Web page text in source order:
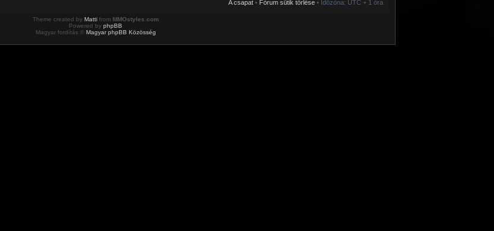
A csapat • Fórum sütik törlése • Időzóna: UTC + 1 óra
Theme created by Mattifrom MMOstyles.com
Powered by phpBB
Magyar fordítás © Magyar phpBB Közösség